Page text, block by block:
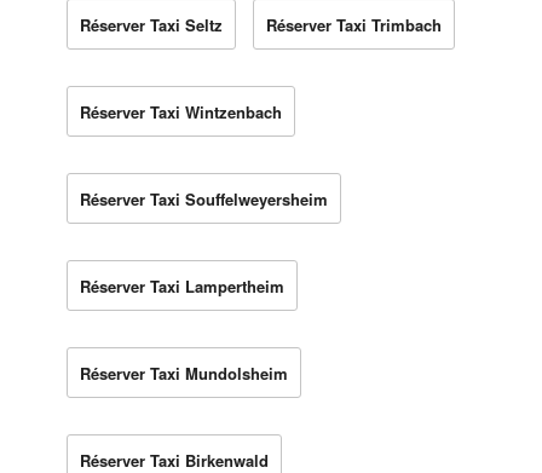
Réserver Taxi Seltz Réserver Taxi Trimbach
Réserver Taxi Wintzenbach
Réserver Taxi Souffelweyersheim
Réserver Taxi Lampertheim
Réserver Taxi Mundolsheim
Réserver Taxi Birkenwald